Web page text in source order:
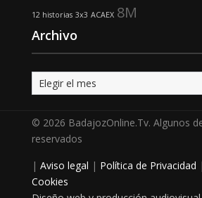
12 historias 3x3 ACAEX 8M
Archivo
Archivo
© 2026 BadajozOnline.Tv. Algunos
reservados
| Aviso legal | Política de Privacidad
Cookies